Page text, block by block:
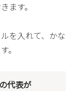
ます。
を入れて、かな
。
代表が